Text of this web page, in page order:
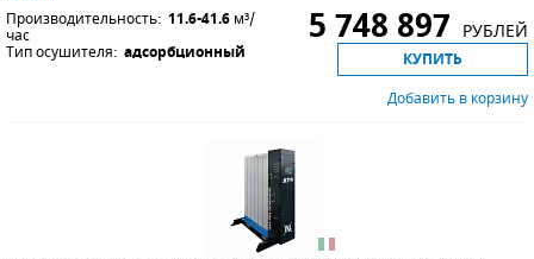
Производительность: 11.6-41.6 м³/
час
Тип осушителя: адсорбционный
5 748 897 РУБЛЕЙ
КУПИТЬ
Добавить в корзину